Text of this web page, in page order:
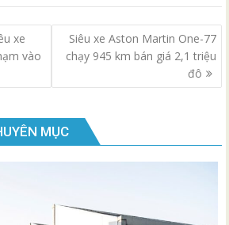
xe
vào
Siêu xe Aston Martin One-77
chạy 945 km bán giá 2,1 triệu
đô
MỤC